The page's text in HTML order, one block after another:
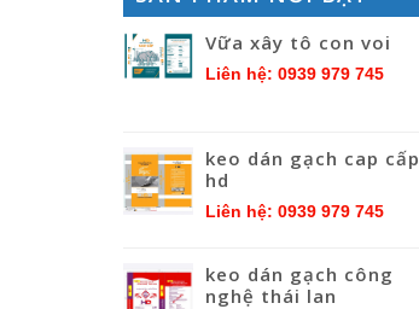
Vữa xây tô con voi
Liên hệ: 0939 979 745
keo dán gạch cap cấp
hd
Liên hệ: 0939 979 745
keo dán gạch công
nghệ thái lan